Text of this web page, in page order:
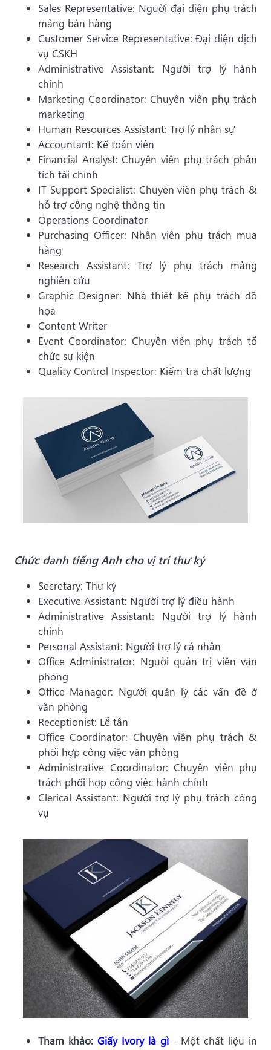
Sales Representative: Người đại diện phụ trách
mảng bán hàng
Customer Service Representative: Đại diện dịch
vụ CSKH
Administrative Assistant: Người trợ lý hành
chính
Marketing Coordinator: Chuyên viên phụ trách
marketing
Human Resources Assistant: Trợ lý nhân sự
Accountant: Kế toán viên
Financial Analyst: Chuyên viên phụ trách phân
tích tài chính
IT Support Specialist: Chuyên viên phụ trách &
hỗ trợ công nghệ thông tin
Operations Coordinator
Purchasing Officer: Nhân viên phụ trách mua
hàng
Research Assistant: Trợ lý phụ trách mảng
nghiên cứu
Graphic Designer: Nhà thiết kế phụ trách đồ
họa
Content Writer
Event Coordinator: Chuyên viên phụ trách tổ
chức sự kiện
Quality Control Inspector: Kiểm tra chất lượng
Chức danh tiếng Anh cho vị trí thư ký
Secretary: Thư ký
Executive Assistant: Người trợ lý điều hành
Administrative Assistant: Người trợ lý hành
chính
Personal Assistant: Người trợ lý cá nhân
Office Administrator: Người quản trị viên văn
phòng
Office Manager: Người quản lý các vấn đề ở
văn phòng
Receptionist: Lễ tân
Office Coordinator: Chuyên viên phụ trách &
phối hợp công việc văn phòng
Administrative Coordinator: Chuyên viên phụ
trách phối hợp công việc hành chính
Clerical Assistant: Người trợ lý phụ trách công
vụ
Tham khảo:Giấy Ivory là gì- Một chất liệu in